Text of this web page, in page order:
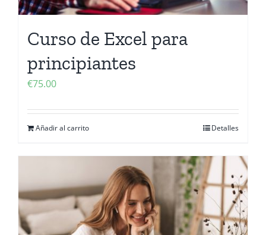
Curso de Excel para
principiantes
€75.00
Añadir al carrito Detalles